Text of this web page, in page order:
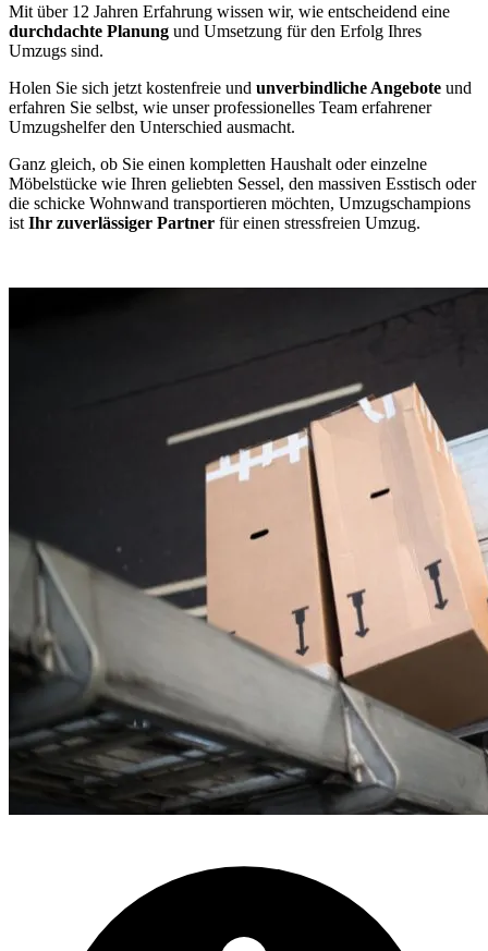
Mit über 12 Jahren Erfahrung wissen wir, wie entscheidend eine
durchdachte Planung und Umsetzung für den Erfolg Ihres
Umzugs sind.
Holen Sie sich jetzt kostenfreie und unverbindliche Angebote und
erfahren Sie selbst, wie unser professionelles Team erfahrener
Umzugshelfer den Unterschied ausmacht.
Ganz gleich, ob Sie einen kompletten Haushalt oder einzelne
Möbelstücke wie Ihren geliebten Sessel, den massiven Esstisch oder
die schicke Wohnwand transportieren möchten, Umzugschampions
ist Ihr zuverlässiger Partner für einen stressfreien Umzug.